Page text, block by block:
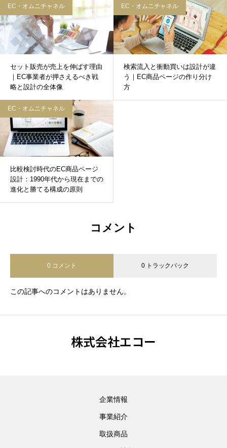
EC・オムニチャネル
セット販売が売上を伸ばす理由
｜EC事業者が押さえるべき戦
略と設計の全体像
EC・オムニチャネル
検索流入と衝動買いは設計が違
う｜EC商品ページの作り分け
方
EC・オムニチャネル
比較検討時代のEC商品ページ
設計：1990年代から現在までの
進化と勝てる構成の原則
コメント
0 コメント 0 トラックバック
この記事へのコメントはありません。
株式会社エコー
企業情報
事業紹介
取扱商品